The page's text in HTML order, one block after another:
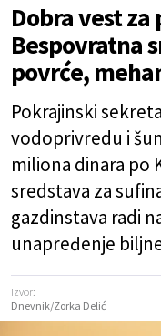
Dobra vest
Bespovratna
povrće,
Pokrajinski
vodoprivredu i
miliona dinara po
sredstava za
gazdinstava radi
unapređenje
Izvor:
Dnevnik/Zorka Delić